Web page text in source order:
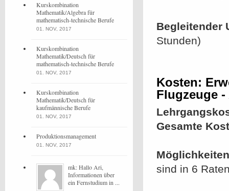
Begleitender
Stunden)
Kosten:
Flugzeuge -
Gesamte
sind in 6
Kurskombination
Mathematik/Algebra für
mathematisch-technische Berufe
01. NOV, 2017
Kurskombination
Mathematik/Deutsch für
mathematisch-technische Berufe
01. NOV, 2017
Kurskombination
Mathematik/Deutsch für
kaufmännische Berufe
01. NOV, 2017
Produktionsmanagement
01. NOV, 2017
mk: Hallo Ari,
Informationen über
ein Fernstudium in ...